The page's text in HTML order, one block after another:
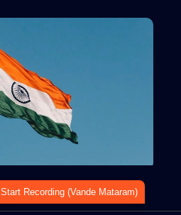
Start Recording (Vande Mataram)